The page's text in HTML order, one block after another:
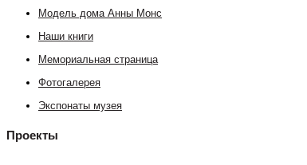
Модель дома Анны Монс
Наши книги
Мемориальная страница
Фотогалерея
Экспонаты музея
Проекты